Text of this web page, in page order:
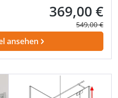
Verkaufspreis:
369,00 €
Regulärer
549,00 €
ansehen